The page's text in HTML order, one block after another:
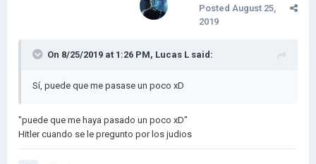
Posted August 25,
2019
On 8/25/2019 at 1:26 PM, Lucas L said:
Sí, puede que me pasase un poco xD
"puede que me haya pasado un poco xD"
Hitler cuando se le pregunto por los judios